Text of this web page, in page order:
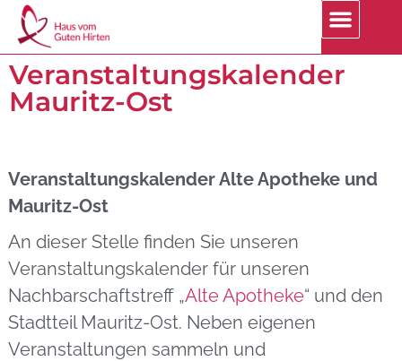
Veranstaltungskalender
Mauritz-Ost
Veranstaltungskalender Alte Apotheke und
Mauritz-Ost
An dieser Stelle finden Sie unseren
Veranstaltungskalender für unseren
Nachbarschaftstreff „Alte Apotheke“ und den
Stadtteil Mauritz-Ost. Neben eigenen
Veranstaltungen sammeln und